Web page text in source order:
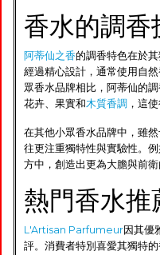
香水的調香
阿蒂仙之香的調香特色在於
經過精心設計，通常使用自
眾香水品牌相比，阿蒂仙的
花卉、果實和木質香調 ，這
在其他小眾香水品牌中，雖
往更注重獨特性與實驗性。
方中，創造出更為大膽與前衛
熱門香水推
L'Artisan Parfumeur因其優
評。消費者特別喜愛其獨特